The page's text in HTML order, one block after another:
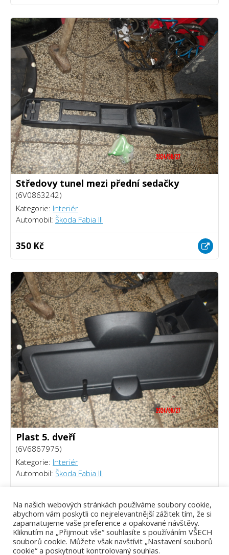
Středovy tunel mezi přední sedačky
(6V0863242)
Kategorie: Interiér
Automobil: Škoda Fabia III
350 Kč
Plast 5. dveří
(6V6867975)
Kategorie: Interiér
Automobil: Škoda Fabia III
300 Kč
Na našich webových stránkách používáme soubory cookie,
abychom vám poskytli co nejrelevantnější zážitek tím, že si
zapamatujeme vaše preference a opakované návštěvy.
Kliknutím na „Přijmout vše“ souhlasíte s používáním VŠECH
souborů cookie. Můžete však navštívit „Nastavení souborů
cookie“ a poskytnout kontrolovaný souhlas.